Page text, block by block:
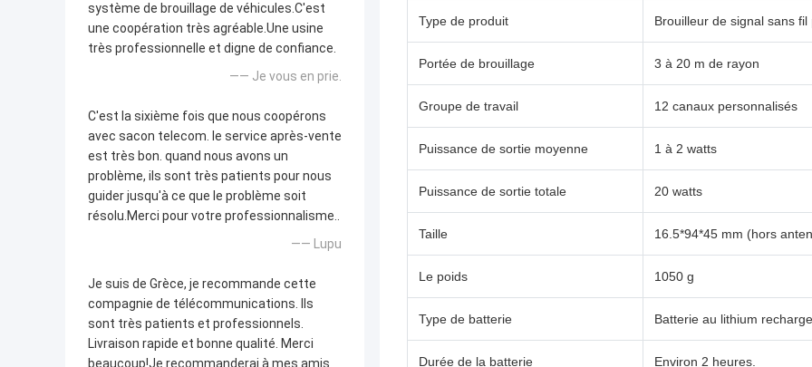
système de brouillage de véhicules.C'est
une coopération très agréable.Une usine
très professionnelle et digne de confiance.
—— Je vous en prie.
C'est la sixième fois que nous coopérons
avec sacon telecom. le service après-vente
est très bon. quand nous avons un
problème, ils sont très patients pour nous
guider jusqu'à ce que le problème soit
résolu.Merci pour votre professionnalisme..
—— Lupu
Je suis de Grèce, je recommande cette
compagnie de télécommunications. Ils
sont très patients et professionnels.
Livraison rapide et bonne qualité. Merci
beaucoup!Je recommanderai à mes amis
Type de produit Brouilleur de signal sans fil
Portée de brouillage 3 à 20 m de rayon
Groupe de travail 12 canaux personnalisés
Puissance de sortie moyenne 1 à 2 watts
Puissance de sortie totale 20 watts
Taille 16.5*94*45 mm (hors
Le poids 1050 g
Type de batterie Batterie au lithium
Durée de la batterie Environ 2 heures.